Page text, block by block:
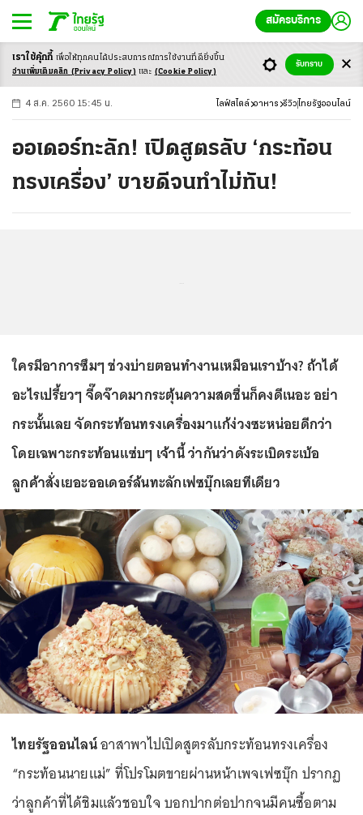
สมัครบริการ
-ก ก ก+
4 ส.ค. 2560 15:45 น. ไลฟ์สไตล์ อาหาร รีวิว ไทยรัฐออนไลน์
ออเดอร์ทะลัก! เปิดสูตรลับ ‘กระท้อน
ทรงเครื่อง’ ขายดีจนทำไม่ทัน!
ใครมีอาการซึมๆ ช่วงบ่ายตอนทำงานเหมือนเราบ้าง? ถ้าได้
อะไรเปรี้ยวๆ จี๊ดจ๊าดมากระตุ้นความสดชื่นก็คงดีเนอะ อย่า
กระนั้นเลย จัดกระท้อนทรงเครื่องมาแก้ง่วงซะหน่อยดีกว่า
โดยเฉพาะกระท้อนแซ่บๆ เจ้านี้ ว่ากันว่าดังระเบิดระเบ้อ
ลูกค้าสั่งเยอะออเดอร์ล้นทะลักเฟซบุ๊กเลยทีเดียว
ไทยรัฐออนไลน์อาสาพาไปเปิดสูตรลับกระท้อนทรงเครื่อง
“กระท้อนนายแม่” ที่โปรโมตขายผ่านหน้าเพจเฟซบุ๊ก ปรากฏ
ว่าลูกค้าที่ได้ชิมแล้วชอบใจ บอกปากต่อปากจนมีคนซื้อตาม
เราใช้คุ้กกี้ เพื่อให้ทุกคนได้ประสบการณ์การใช้งานที่ดียิ่งขึ้น
อ่านเพิ่มเติมคลิก (Privacy Policy) และ (Cookie Policy)
รับทราบ